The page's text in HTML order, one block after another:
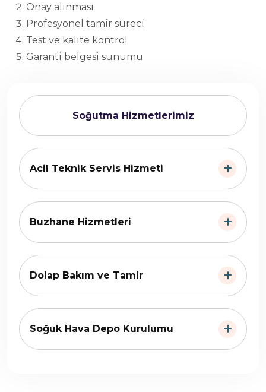
Soğutma Hizmetlerimiz
Acil Teknik Servis Hizmeti
Buzhane Hizmetleri
Dolap Bakım ve Tamir
Soğuk Hava Depo Kurulumu
Onay alınması
Profesyonel tamir süreci
Test ve kalite kontrol
Garanti belgesi sunumu